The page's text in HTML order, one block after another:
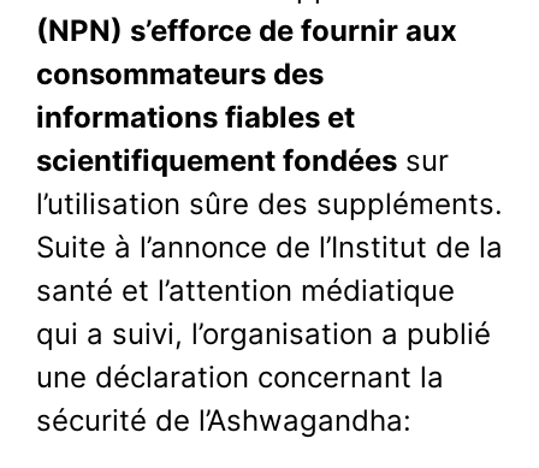
(NPN) s’efforce de fournir aux
consommateurs des
informations fiables et
scientifiquement fondées sur
l’utilisation sûre des suppléments.
Suite à l’annonce de l’Institut de la
santé et l’attention médiatique
qui a suivi, l’organisation a publié
une déclaration concernant la
sécurité de l’Ashwagandha: